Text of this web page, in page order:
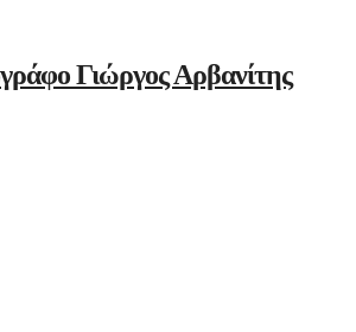
Γιώργος Αρβανίτης